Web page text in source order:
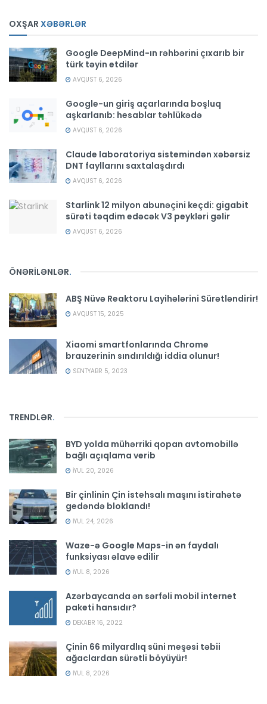
OXŞAR XƏBƏRLƏR
Google DeepMind-ın rəhbərini çıxarıb bir
türk təyin etdilər
AVQUST 6, 2026
Google-un giriş açarlarında boşluq
aşkarlanıb: hesablar təhlükədə
AVQUST 6, 2026
Claude laboratoriya sistemindən xəbərsiz
DNT fayllarını saxtalaşdırdı
AVQUST 6, 2026
Starlink 12 milyon abunəçini keçdi: gigabit
sürəti təqdim edəcək V3 peykləri gəlir
AVQUST 6, 2026
ÖNƏRİLƏNLƏR.
ABŞ Nüvə Reaktoru Layihələrini Sürətləndirir!
AVQUST 15, 2025
Xiaomi smartfonlarında Chrome
brauzerinin sındırıldığı iddia olunur!
SENTYABR 5, 2023
TRENDLƏR.
BYD yolda mühərriki qopan avtomobillə
bağlı açıqlama verib
İYUL 20, 2026
Bir çinlinin Çin istehsalı maşını istirahətə
gedəndə bloklandı!
İYUL 24, 2026
Waze-ə Google Maps-in ən faydalı
funksiyası əlavə edilir
İYUL 8, 2026
Azərbaycanda ən sərfəli mobil internet
paketi hansıdır?
DEKABR 16, 2022
Çinin 66 milyardlıq süni meşəsi təbii
ağaclardan sürətli böyüyür!
İYUL 8, 2026